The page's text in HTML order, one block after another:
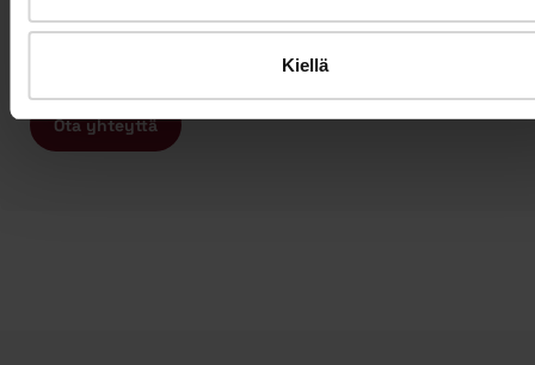
Kiellä
oviremontin tekijää, ota yhteyttä meihin ja varaa
maksuton arviokäynti jo tänään!
Ota yhteyttä